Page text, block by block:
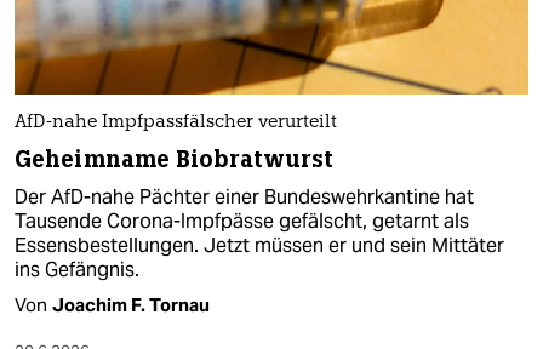
AfD-nahe Impfpassfälscher verurteilt
Geheimname Biobratwurst
Der AfD-nahe Pächter einer Bundeswehrkantine hat
Tausende Corona-Impfpässe gefälscht, getarnt als
Essensbestellungen. Jetzt müssen er und sein Mittäter
ins Gefängnis.
Von Joachim F. Tornau